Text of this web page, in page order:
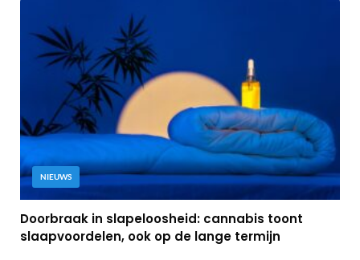
NIEUWS
Doorbraak in slapeloosheid: cannabis toont
slaapvoordelen, ook op de lange termijn